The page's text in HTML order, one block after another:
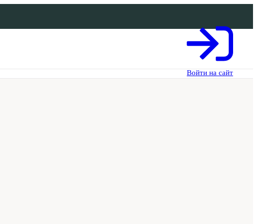
Войти на сайт